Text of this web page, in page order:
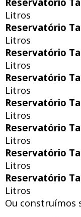
Litros
Reservatório
Litros
Reservatório
Litros
Reservatório
Litros
Reservatório
Litros
Reservatório
Litros
Reservatório
Litros
Reservatório
Litros
Ou construímos